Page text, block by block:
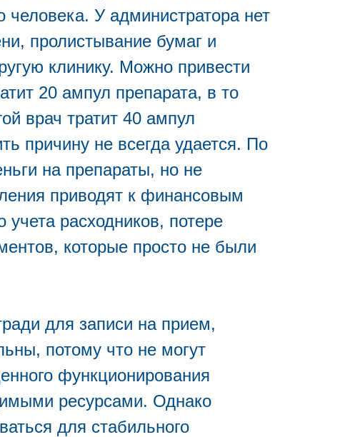
человека. У администратора нет
пролистывание бумаг и
клинику. Можно привести
20 ампул препарата, в то
врач тратит 40 ампул
причину не всегда удается. По
на препараты, но не
приводят к финансовым
учета расходников, потере
которые просто не были
для записи на прием,
потому что не могут
функционирования
ресурсами. Однако
для стабильного